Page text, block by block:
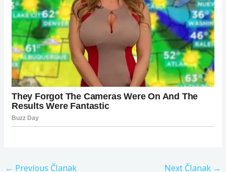
← Previous Članak Next Članak →